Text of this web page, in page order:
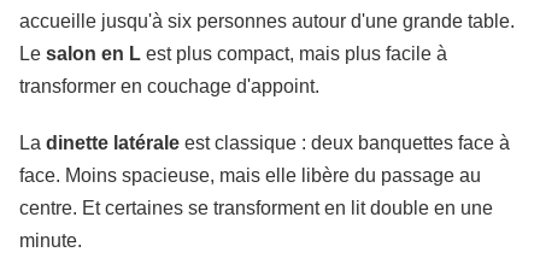
accueille jusqu'à six personnes autour d'une grande table.
Le salon en L est plus compact, mais plus facile à
transformer en couchage d'appoint.
La dinette latérale est classique : deux banquettes face à
face. Moins spacieuse, mais elle libère du passage au
centre. Et certaines se transforment en lit double en une
minute.